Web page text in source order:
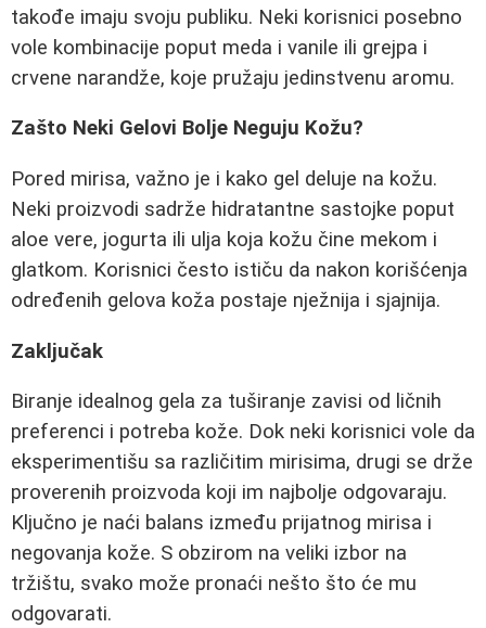
takođe imaju svoju publiku. Neki korisnici posebno
vole kombinacije poput meda i vanile ili grejpa i
crvene narandže, koje pružaju jedinstvenu aromu.
Zašto Neki Gelovi Bolje Neguju Kožu?
Pored mirisa, važno je i kako gel deluje na kožu.
Neki proizvodi sadrže hidratantne sastojke poput
aloe vere, jogurta ili ulja koja kožu čine mekom i
glatkom. Korisnici često ističu da nakon korišćenja
određenih gelova koža postaje nježnija i sjajnija.
Zaključak
Biranje idealnog gela za tuširanje zavisi od ličnih
preferenci i potreba kože. Dok neki korisnici vole da
eksperimentišu sa različitim mirisima, drugi se drže
proverenih proizvoda koji im najbolje odgovaraju.
Ključno je naći balans između prijatnog mirisa i
negovanja kože. S obzirom na veliki izbor na
tržištu, svako može pronaći nešto što će mu
odgovarati.